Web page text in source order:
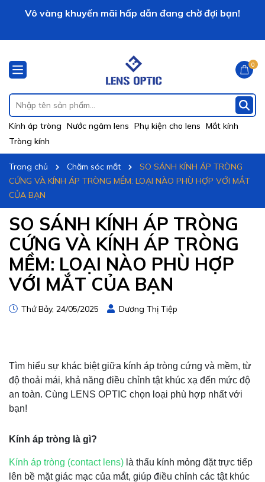
LENS OPTIC xin chào!
Vô vàng khuyến mãi hấp dẫn đang chờ đợi bạn!
Kính áp tròng Nước ngâm lens Phụ kiện cho lens Mắt kính
Tròng kính
0
Trang chủ Chăm sóc mắt
SO SÁNH KÍNH ÁP TRÒNG
CỨNG VÀ KÍNH ÁP TRÒNG MỀM: LOẠI NÀO PHÙ HỢP VỚI MẮT
CỦA BẠN
SO SÁNH KÍNH ÁP TRÒNG
CỨNG VÀ KÍNH ÁP TRÒNG
MỀM: LOẠI NÀO PHÙ HỢP
VỚI MẮT CỦA BẠN
Thứ Bảy, 24/05/2025 Dương Thị Tiệp
Tìm hiểu sự khác biệt giữa kính áp tròng cứng và mềm, từ
độ thoải mái, khả năng điều chỉnh tật khúc xạ đến mức độ
an toàn. Cùng LENS OPTIC chọn loại phù hợp nhất với
bạn!
Kính áp tròng là gì?
Kính áp tròng (contact lens) là thấu kính mỏng đặt trực tiếp
lên bề mặt giác mạc của mắt, giúp điều chỉnh các tật khúc